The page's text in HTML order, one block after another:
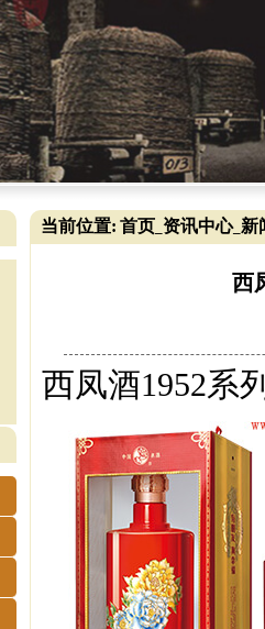
当前位置: 首页 资讯中心_ 新
西
西凤酒1952系